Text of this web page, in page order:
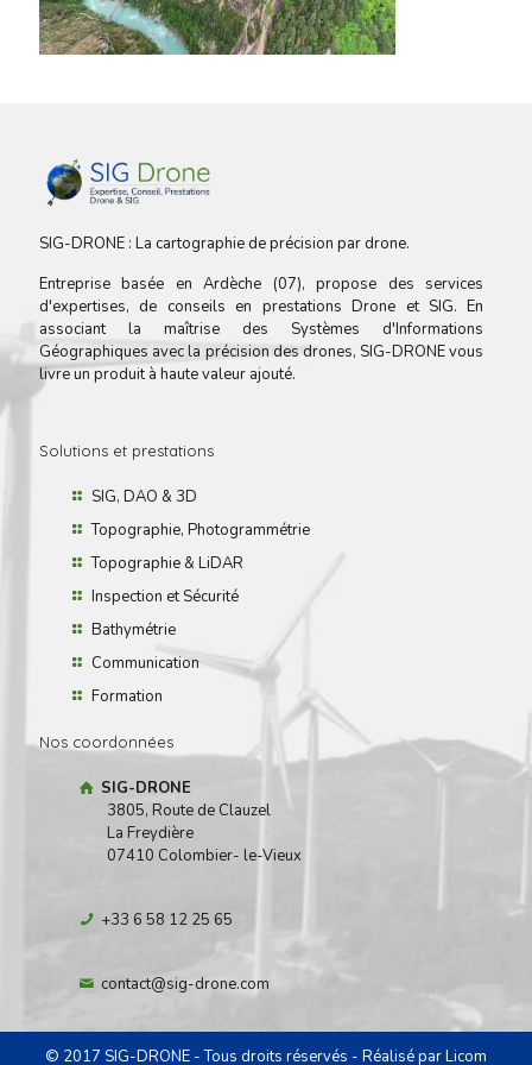
SIG-DRONE : La cartographie de précision par drone.
Entreprise basée en Ardèche (07), propose des services
d'expertises, de conseils en prestations Drone et SIG. En
associant la maîtrise des Systèmes d'Informations
Géographiques avec la précision des drones, SIG-DRONE vous
livre un produit à haute valeur ajouté.
Solutions et prestations
SIG, DAO & 3D
Topographie, Photogrammétrie
Topographie & LiDAR
Inspection et Sécurité
Bathymétrie
Communication
Formation
Nos coordonnées
SIG-DRONE
3805, Route de Clauzel
La Freydière
07410 Colombier- le-Vieux
+33 6 58 12 25 65
contact@sig-drone.com
© 2017 SIG-DRONE - Tous droits réservés - Réalisé parLicom